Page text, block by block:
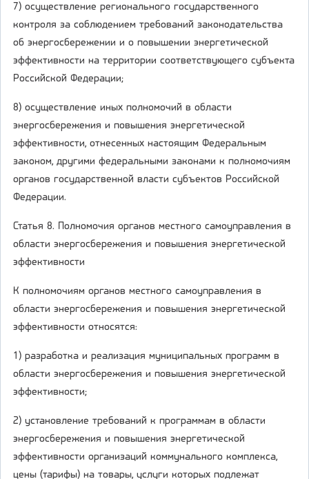
7) осуществление регионального государственного
контроля за соблюдением требований законодательства
об энергосбережении и о повышении энергетической
эффективности на территории соответствующего субъекта
Российской Федерации;
8) осуществление иных полномочий в области
энергосбережения и повышения энергетической
эффективности, отнесенных настоящим Федеральным
законом, другими федеральными законами к полномочиям
органов государственной власти субъектов Российской
Федерации.
Статья 8. Полномочия органов местного самоуправления в
области энергосбережения и повышения энергетической
эффективности
К полномочиям органов местного самоуправления в
области энергосбережения и повышения энергетической
эффективности относятся:
1) разработка и реализация муниципальных программ в
области энергосбережения и повышения энергетической
эффективности;
2) установление требований к программам в области
энергосбережения и повышения энергетической
эффективности организаций коммунального комплекса,
цены (тарифы) на товары, услуги которых подлежат